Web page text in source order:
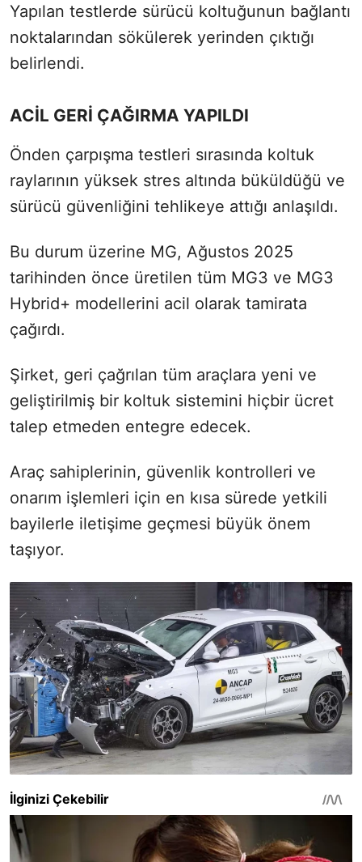
Yapılan testlerde sürücü koltuğunun bağlantı
noktalarından sökülerek yerinden çıktığı
belirlendi.
ACİL GERİ ÇAĞIRMA YAPILDI
Önden çarpışma testleri sırasında koltuk
raylarının yüksek stres altında büküldüğü ve
sürücü güvenliğini tehlikeye attığı anlaşıldı.
Bu durum üzerine MG, Ağustos 2025
tarihinden önce üretilen tüm MG3 ve MG3
Hybrid+ modellerini acil olarak tamirata
çağırdı.
Şirket, geri çağrılan tüm araçlara yeni ve
geliştirilmiş bir koltuk sistemini hiçbir ücret
talep etmeden entegre edecek.
Araç sahiplerinin, güvenlik kontrolleri ve
onarım işlemleri için en kısa sürede yetkili
bayilerle iletişime geçmesi büyük önem
taşıyor.